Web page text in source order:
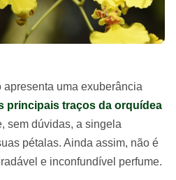
uma exuberância
principais traços da orquídea
sem dúvidas, a singela
pétalas. Ainda assim, não é
e inconfundível perfume.